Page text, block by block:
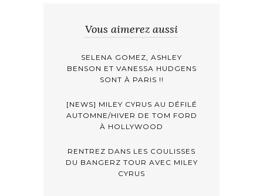
Vous aimerez aussi
SELENA GOMEZ, ASHLEY
BENSON ET VANESSA HUDGENS
SONT À PARIS !!
[NEWS] MILEY CYRUS AU DÉFILÉ
AUTOMNE/HIVER DE TOM FORD
À HOLLYWOOD
RENTREZ DANS LES COULISSES
DU BANGERZ TOUR AVEC MILEY
CYRUS